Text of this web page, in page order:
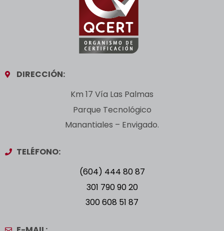
DIRECCIÓN:
Km 17 Vía Las Palmas
Parque Tecnológico
Manantiales – Envigado.
TELÉFONO:
(604) 444 80 87
301 790 90 20
300 608 51 87